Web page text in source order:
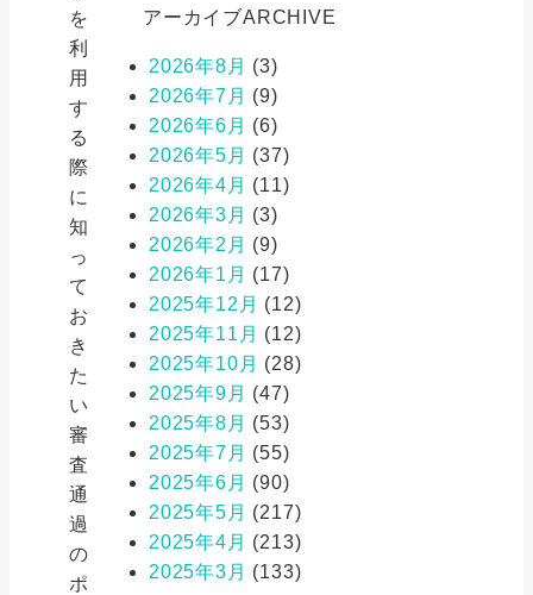
を
利
用
す
る
際
に
知
っ
て
お
き
た
い
審
査
通
過
の
ポ
アーカイブARCHIVE
2026年8月 (3)
2026年7月 (9)
2026年6月 (6)
2026年5月 (37)
2026年4月 (11)
2026年3月 (3)
2026年2月 (9)
2026年1月 (17)
2025年12月 (12)
2025年11月 (12)
2025年10月 (28)
2025年9月 (47)
2025年8月 (53)
2025年7月 (55)
2025年6月 (90)
2025年5月 (217)
2025年4月 (213)
2025年3月 (133)